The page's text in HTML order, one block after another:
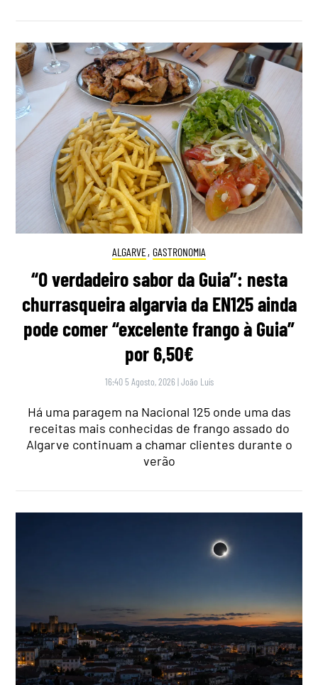
ALGARVE, GASTRONOMIA
“O verdadeiro sabor da Guia”: nesta
churrasqueira algarvia da EN125 ainda
pode comer “excelente frango à Guia”
por 6,50€
16:40 5 Agosto, 2026 |João Luís
Há uma paragem na Nacional 125 onde uma das
receitas mais conhecidas de frango assado do
Algarve continuam a chamar clientes durante o
verão